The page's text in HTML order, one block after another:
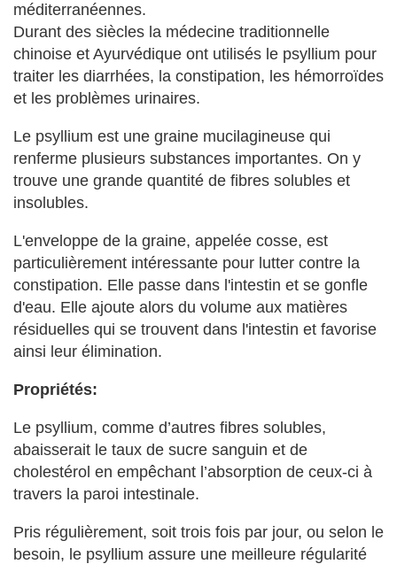
méditerranéennes.
Durant des siècles la médecine traditionnelle
chinoise et Ayurvédique ont utilisés le psyllium pour
traiter les diarrhées, la constipation, les hémorroïdes
et les problèmes urinaires.
Le psyllium est une graine mucilagineuse qui
renferme plusieurs substances importantes. On y
trouve une grande quantité de fibres solubles et
insolubles.
L'enveloppe de la graine, appelée cosse, est
particulièrement intéressante pour lutter contre la
constipation. Elle passe dans l'intestin et se gonfle
d'eau. Elle ajoute alors du volume aux matières
résiduelles qui se trouvent dans l'intestin et favorise
ainsi leur élimination.
Propriétés:
Le psyllium, comme d’autres fibres solubles,
abaisserait le taux de sucre sanguin et de
cholestérol en empêchant l’absorption de ceux-ci à
travers la paroi intestinale.
Pris régulièrement, soit trois fois par jour, ou selon le
besoin, le psyllium assure une meilleure régularité